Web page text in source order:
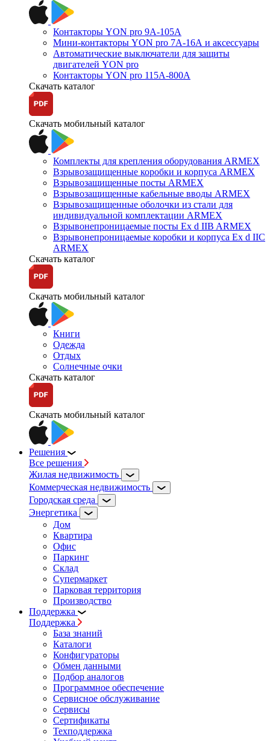
Контакторы YON pro 9А-105А
Мини-контакторы YON pro 7А-16А и аксессуары
Автоматические выключатели для защиты
двигателей YON pro
Контакторы YON pro 115А-800А
Скачать каталог
Скачать мобильный каталог
Комплекты для крепления оборудования ARMEX
Взрывозащищенные коробки и корпуса ARMEX
Взрывозащищенные посты ARMEX
Взрывозащищенные кабельные вводы ARMEX
Взрывозащищенные оболочки из стали для
индивидуальной комплектации ARMEX
Взрывонепроницаемые посты Ex d IIB ARMEX
Взрывонепроницаемые коробки и корпуса Ex d IIС
ARMEX
Скачать каталог
Скачать мобильный каталог
Книги
Одежда
Отдых
Солнечные очки
Скачать каталог
Скачать мобильный каталог
Решения
Все решения
Жилая недвижимость
Коммерческая недвижимость
Городская среда
Энергетика
Дом
Квартира
Офис
Паркинг
Склад
Супермаркет
Парковая территория
Производство
Поддержка
Поддержка
База знаний
Каталоги
Конфигураторы
Обмен данными
Подбор аналогов
Программное обеспечение
Сервисное обслуживание
Сервисы
Сертификаты
Техподдержка